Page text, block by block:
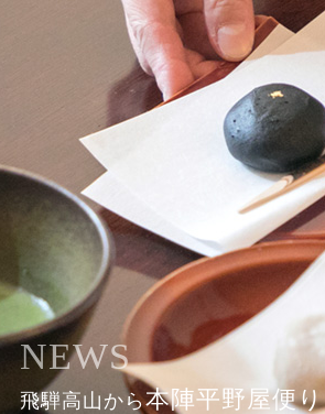
NEWS
飛騨高山から本陣平野屋便り